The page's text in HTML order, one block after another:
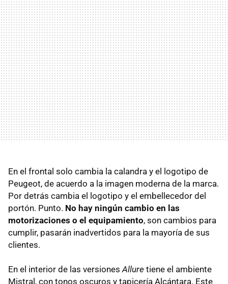
En el frontal solo cambia la calandra y el logotipo de
Peugeot, de acuerdo a la imagen moderna de la marca.
Por detrás cambia el logotipo y el embellecedor del
portón. Punto. No hay ningún cambio en las
motorizaciones o el equipamiento, son cambios para
cumplir, pasarán inadvertidos para la mayoría de sus
clientes.
En el interior de las versiones Allure tiene el ambiente
Mistral, con tonos oscuros y tapicería Alcántara. Este